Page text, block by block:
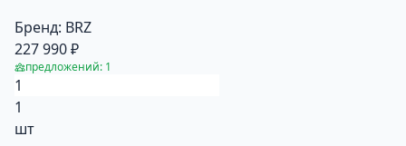
Бренд: BRZ
227 990 ₽
предложений: 1
1
шт